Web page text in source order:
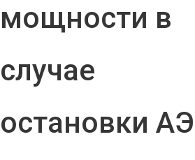
мощности в
случае
остановки